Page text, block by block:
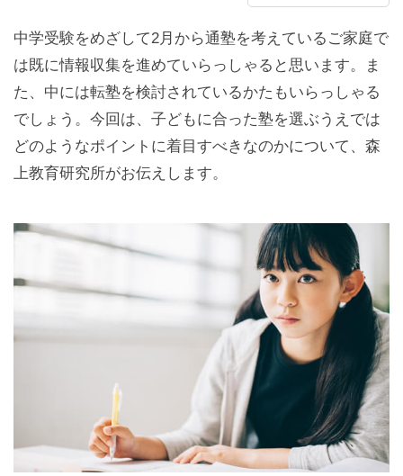
中学受験をめざして2月から通塾を考えているご家庭で
は既に情報収集を進めていらっしゃると思います。ま
た、中には転塾を検討されているかたもいらっしゃる
でしょう。今回は、子どもに合った塾を選ぶうえでは
どのようなポイントに着目すべきなのかについて、森
上教育研究所がお伝えします。